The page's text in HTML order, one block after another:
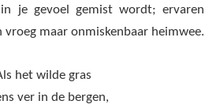
je gevoel gemist wordt; ervaren
maar onmiskenbaar heimwee.
het wilde gras
ver in de bergen,